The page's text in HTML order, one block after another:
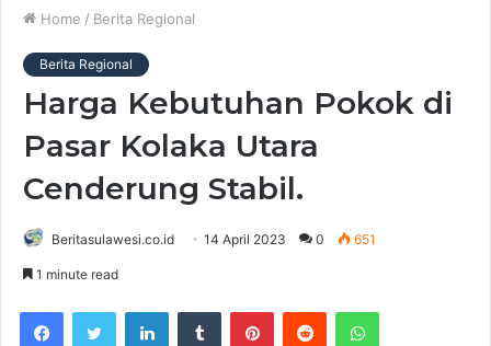
Home / Berita Regional
Berita Regional
Harga Kebutuhan Pokok di
Pasar Kolaka Utara
Cenderung Stabil.
Beritasulawesi.co.id 14 April 2023 0 651
1 minute read